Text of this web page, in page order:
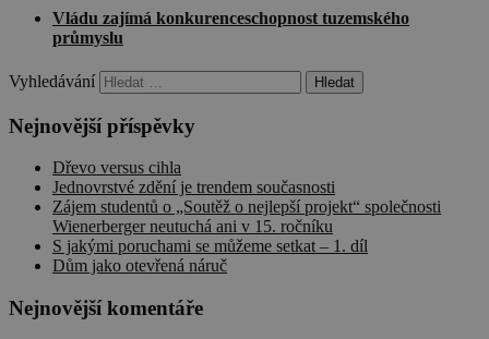
Vládu zajímá konkurenceschopnost tuzemského
průmyslu
Vyhledávání
Nejnovější příspěvky
Dřevo versus cihla
Jednovrstvé zdění je trendem současnosti
Zájem studentů o „Soutěž o nejlepší projekt“ společnosti
Wienerberger neutuchá ani v 15. ročníku
S jakými poruchami se můžeme setkat – 1. díl
Dům jako otevřená náruč
Nejnovější komentáře